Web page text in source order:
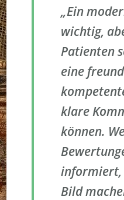
„Ein
wichtig,
Patienten
eine
klare
können.
informiert,
Bild